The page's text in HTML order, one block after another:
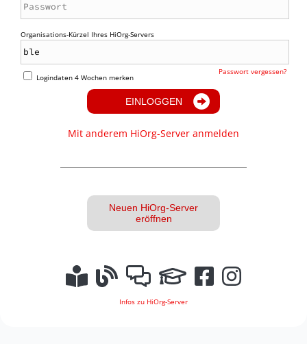
Organisations-Kürzel Ihres HiOrg-Servers
Logindaten 4 Wochen merken
Passwort vergessen?
EINLOGGEN
Mit anderem HiOrg-Server anmelden
Neuen HiOrg-Server
eröffnen
Infos zu HiOrg-Server